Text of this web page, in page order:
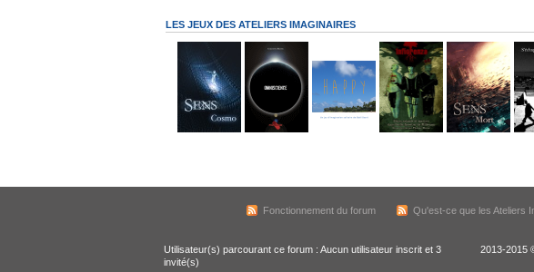
LES JEUX DES ATELIERS IMAGINAIRES
Fonctionnement du forum Qu'est-ce que les Ateliers
Utilisateur(s) parcourant ce forum : Aucun utilisateur inscrit et 3
invité(s)
2013-2015